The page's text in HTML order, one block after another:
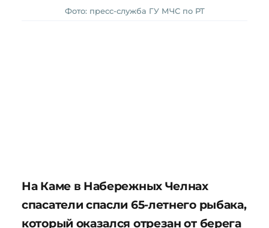
Фото: пресс-служба ГУ МЧС по РТ
На Каме в Набережных Челнах
спасатели спасли 65-летнего рыбака,
который оказался отрезан от берега